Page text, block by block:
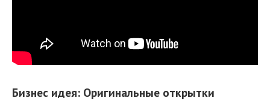
Бизнес идея: Оригинальные открытки